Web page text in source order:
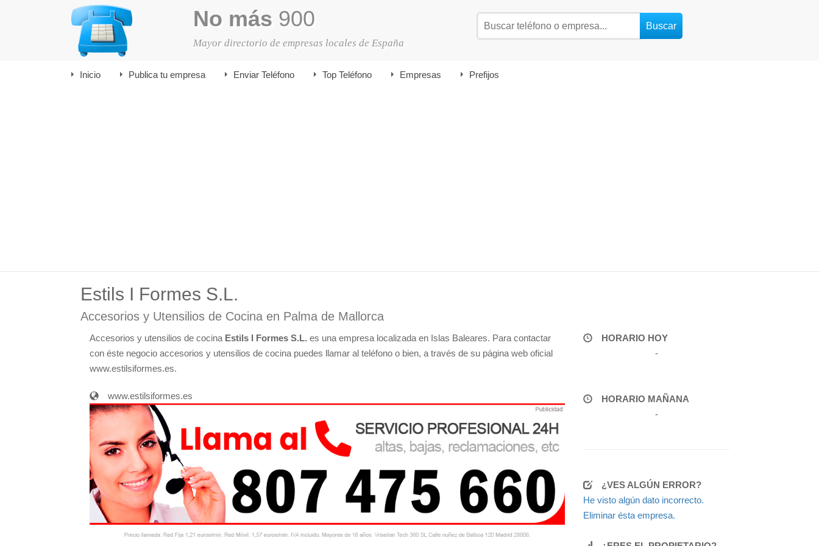
No más 900
Mayor directorio de empresas locales de España
Inicio Publica tu empresa Enviar Teléfono Top Teléfono Empresas Prefijos
Estils I Formes S.L.
Accesorios y Utensilios de Cocina en Palma de Mallorca
Accesorios y utensilios de cocina Estils I Formes S.L. es una empresa localizada en Islas Baleares. Para contactar
con éste negocio accesorios y utensilios de cocina puedes llamar al teléfono o bien, a través de su página web oficial
www.estilsiformes.es.
www.estilsiformes.es
HORARIO HOY
-
HORARIO MAÑANA
-
¿VES ALGÚN ERROR?
He visto algún dato incorrecto.
Eliminar ésta empresa.